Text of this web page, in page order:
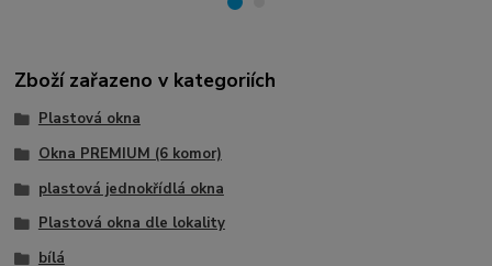
Zboží zařazeno v kategoriích
Plastová okna
Okna PREMIUM (6 komor)
plastová jednokřídlá okna
Plastová okna dle lokality
bílá